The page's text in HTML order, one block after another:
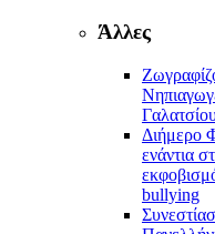
Άλλες
Διήμερο
ενάντια
bullying